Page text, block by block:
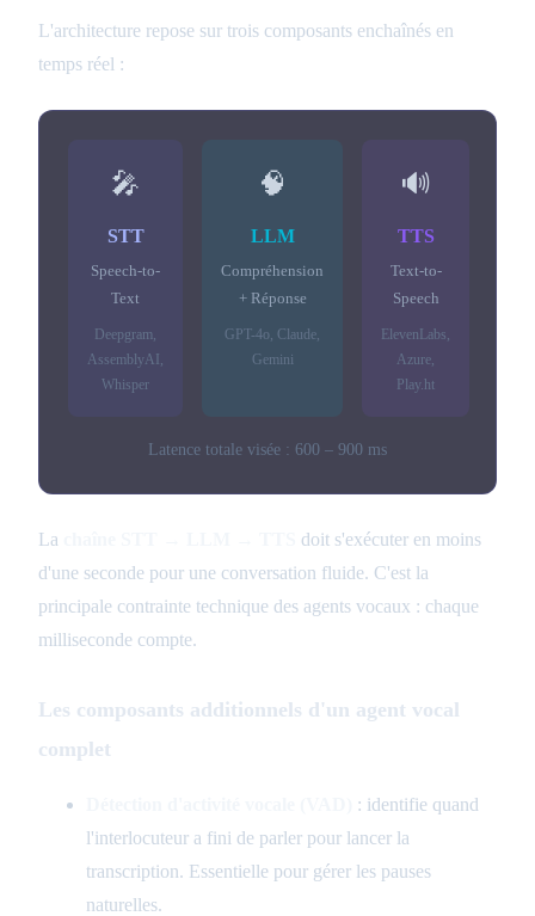
L'architecture repose sur trois composants enchaînés en
temps réel :
🎤
STT
Speech-to-
Text
Deepgram,
AssemblyAI,
Whisper
🧠
LLM
Compréhension
+ Réponse
GPT-4o, Claude,
Gemini
🔊
TTS
Text-to-
Speech
ElevenLabs,
Azure,
Play.ht
Latence totale visée : 600 – 900 ms
La
doit s'exécuter en moins
d'une seconde pour une conversation fluide. C'est la
principale contrainte technique des agents vocaux : chaque
milliseconde compte.
Les composants additionnels d'un agent vocal
complet
: identifie quand
l'interlocuteur a fini de parler pour lancer la
transcription. Essentielle pour gérer les pauses
naturelles.